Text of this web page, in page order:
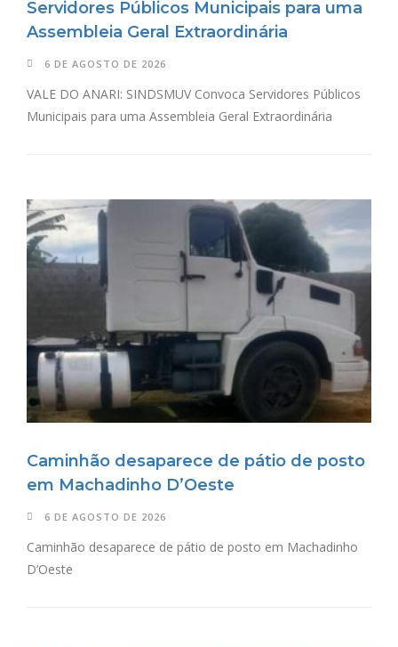
Servidores Públicos Municipais para uma
Assembleia Geral Extraordinária
6 DE AGOSTO DE 2026
VALE DO ANARI: SINDSMUV Convoca Servidores Públicos
Municipais para uma Assembleia Geral Extraordinária
Caminhão desaparece de pátio de posto
em Machadinho D’Oeste
6 DE AGOSTO DE 2026
Caminhão desaparece de pátio de posto em Machadinho
D’Oeste